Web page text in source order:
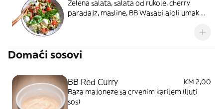
Zelena salata, salata od rukole, cherry
paradajz, masline, BB Wasabi aioli umak.
Domaći sosovi
BB Red Curry
KM 2,00
Baza majoneze sa crvenim karijem (ljuti
sos)